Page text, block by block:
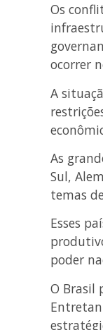
Os
ocorrer
A
As
Sul,
temas
Esses
poder
O Brasil